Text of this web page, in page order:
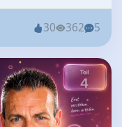
30 362 5